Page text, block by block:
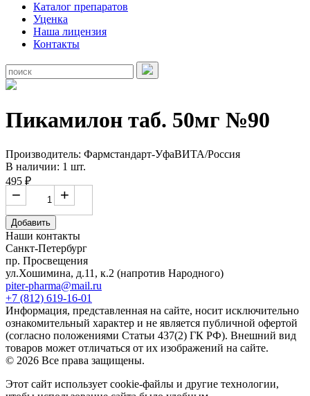
Каталог препаратов
Уценка
Наша лицензия
Контакты
Пикамилон таб. 50мг №90
Производитель: Фармстандарт-УфаВИТА/Россия
В наличии: 1 шт.
495 ₽
+
−
Добавить
Наши контакты
Санкт-Петербург
пр. Просвещения
ул.Хошимина, д.11, к.2 (напротив Народного)
piter-pharma@mail.ru
+7 (812) 619-16-01
Информация, представленная на сайте, носит исключительно
ознакомительный характер и не является публичной офертой
(согласно положениями Статьи 437(2) ГК РФ). Внешний вид
товаров может отличаться от их изображений на сайте.
© 2026 Все права защищены.
Этот сайт использует cookie-файлы и другие технологии,